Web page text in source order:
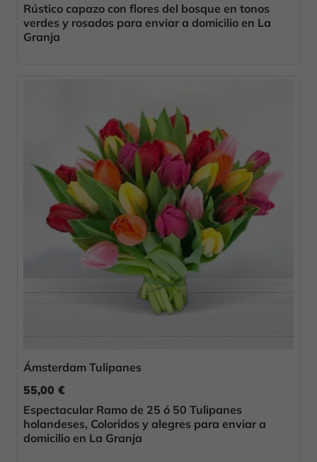
Rústico capazo con flores del bosque en tonos
verdes y rosados para enviar a domicilio en La
Granja
Ámsterdam Tulipanes
55,00 €
Espectacular Ramo de 25 ó 50 Tulipanes
holandeses, Coloridos y alegres para enviar a
domicilio en La Granja